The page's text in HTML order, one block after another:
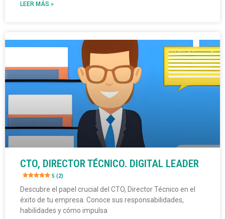
LEER MÁS »
CTO, DIRECTOR TÉCNICO. DIGITAL LEADER
5 (2)
Descubre el papel crucial del CTO, Director Técnico en el
éxito de tu empresa. Conoce sus responsabilidades,
habilidades y cómo impulsa